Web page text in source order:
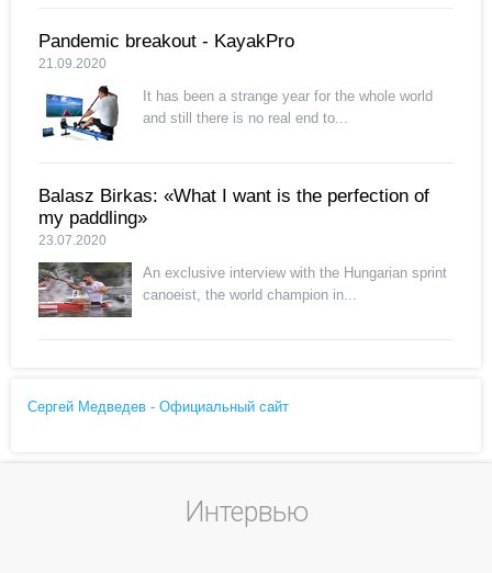
Pandemic breakout - KayakPro
21.09.2020
It has been a strange year for the whole world
and still there is no real end to...
Balasz Birkas: «What I want is the perfection of
my paddling»
23.07.2020
An exclusive interview with the Hungarian sprint
canoeist, the world champion in...
Сергей Медведев - Официальный сайт
Интервью